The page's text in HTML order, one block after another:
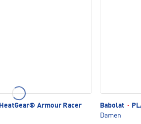
HeatGear® Armour Racer
Babolat ·
Damen